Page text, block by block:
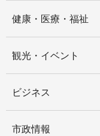
健康・医療・福祉
観光・イベント
ビジネス
市政情報